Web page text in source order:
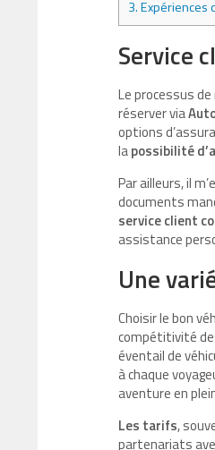
3.Expériences
Service
Le processus
réserver via
options
lapossibilité
Par ailleurs, il
documents
service client
assistance
Une
Choisir le bon
compétitivité
éventail de
à chaque
aventure en
Les tarifs,
partenariats